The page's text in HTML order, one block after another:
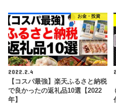
お金・投資
2022.2.4
【コスパ最強】楽天ふるさと納税
で良かったの返礼品10選【2022
年】